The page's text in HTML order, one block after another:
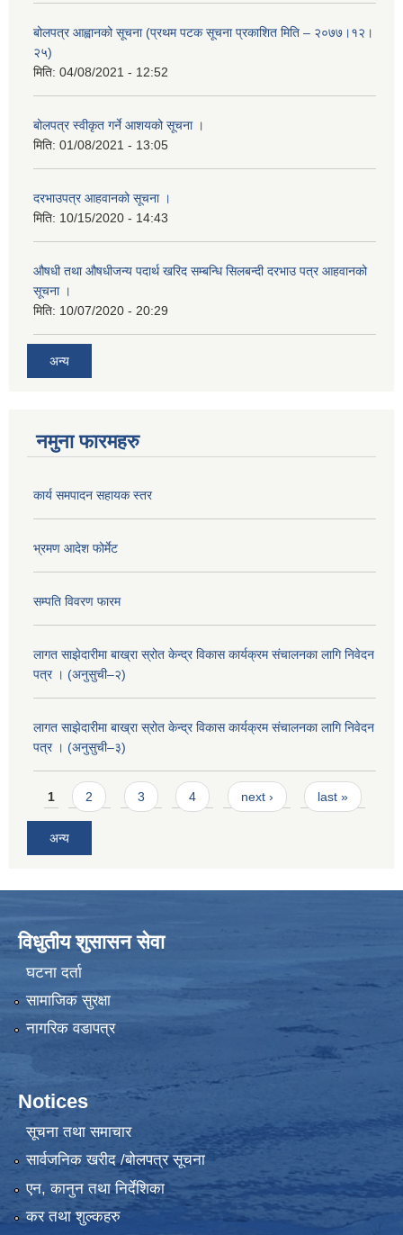
बोलपत्र आह्वानको सूचना (प्रथम पटक सूचना प्रकाशित मिति – २०७७।१२।
२५)
मिति: 04/08/2021 - 12:52
बोलपत्र स्वीकृत गर्ने आशयको सूचना ।
मिति: 01/08/2021 - 13:05
दरभाउपत्र आहवानको सूचना ।
मिति: 10/15/2020 - 14:43
औषधी तथा औषधीजन्य पदार्थ खरिद सम्बन्धि सिलबन्दी दरभाउ पत्र आहवानको
सूचना ।
मिति: 10/07/2020 - 20:29
अन्य
नमुना फारमहरु
कार्य समपादन सहायक स्तर
भ्रमण आदेश फोर्मेट
सम्पति विवरण फारम
लागत साझेदारीमा बाख्रा स्रोत केन्द्र विकास कार्यक्रम संचालनका लागि निवेदन
पत्र । (अनुसुची–२)
लागत साझेदारीमा बाख्रा स्रोत केन्द्र विकास कार्यक्रम संचालनका लागि निवेदन
पत्र । (अनुसुची–३)
Pages
1 2 3 4 next › last »
अन्य
विधुतीय शुसासन सेवा
घटना दर्ता
सामाजिक सुरक्षा
नागरिक वडापत्र
Notices
सूचना तथा समाचार
सार्वजनिक खरीद /बोलपत्र सूचना
एन, कानुन तथा निर्देशिका
कर तथा शुल्कहरु